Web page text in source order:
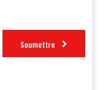
Soumettre